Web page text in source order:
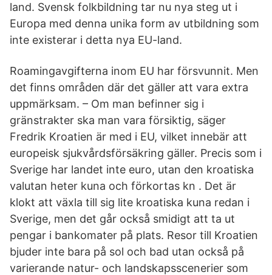
land. Svensk folkbildning tar nu nya steg ut i
Europa med denna unika form av utbildning som
inte existerar i detta nya EU-land.
Roamingavgifterna inom EU har försvunnit. Men
det finns områden där det gäller att vara extra
uppmärksam. – Om man befinner sig i
gränstrakter ska man vara försiktig, säger
Fredrik Kroatien är med i EU, vilket innebär att
europeisk sjukvårdsförsäkring gäller. Precis som i
Sverige har landet inte euro, utan den kroatiska
valutan heter kuna och förkortas kn . Det är
klokt att växla till sig lite kroatiska kuna redan i
Sverige, men det går också smidigt att ta ut
pengar i bankomater på plats. Resor till Kroatien
bjuder inte bara på sol och bad utan också på
varierande natur- och landskapsscenerier som